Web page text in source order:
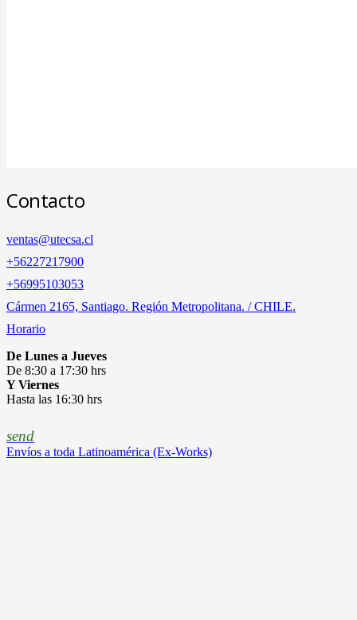
Contacto
ventas@utecsa.cl
+56227217900
‎+56995103053
Cármen 2165, Santiago. Región Metropolitana. / CHILE.
Horario
De Lunes a Jueves
De 8:30 a 17:30 hrs
Y Viernes
Hasta las 16:30 hrs
send
Envíos a toda Latinoamérica (Ex-Works)